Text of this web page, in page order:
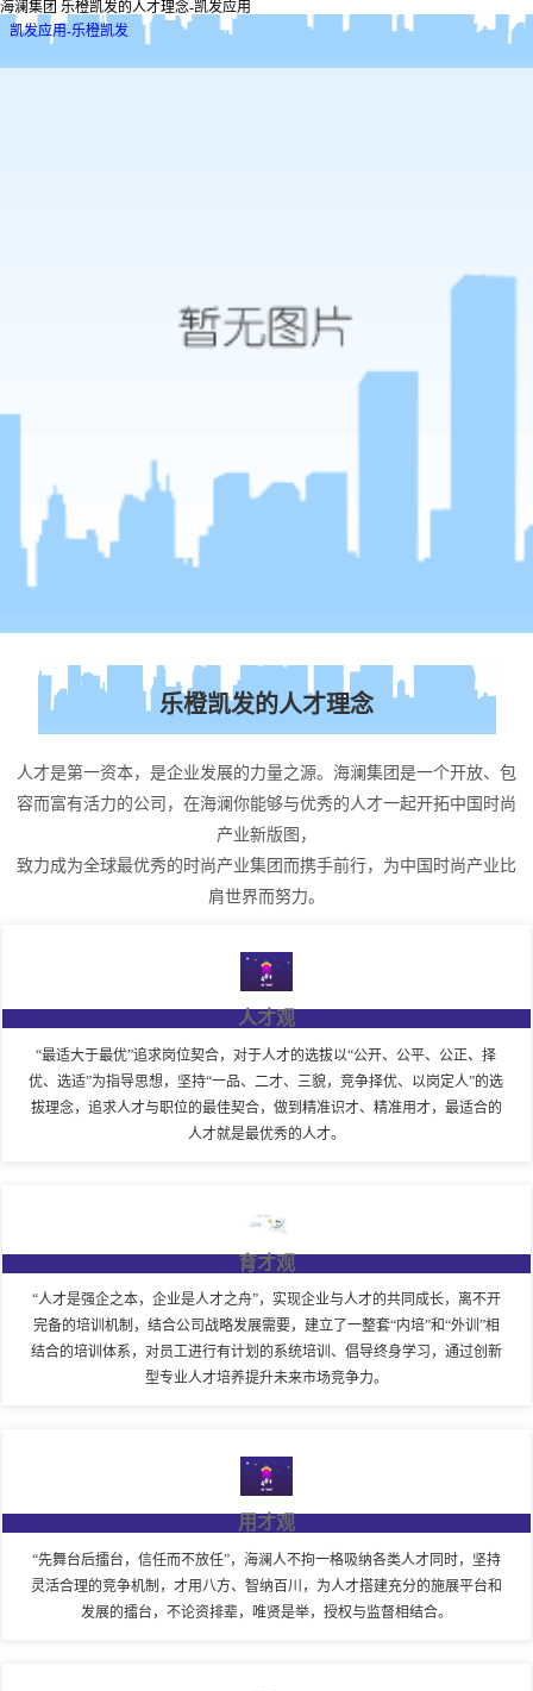
海澜集团 乐橙凯发的人才理念-凯发应用
凯发应用-乐橙凯发
乐橙凯发的人才理念
人才是第一资本，是企业发展的力量之源。海澜集团是一个开放、包
容而富有活力的公司，在海澜你能够与优秀的人才一起开拓中国时尚
产业新版图，
致力成为全球最优秀的时尚产业集团而携手前行，为中国时尚产业比
肩世界而努力。
人才观
“最适大于最优”追求岗位契合，对于人才的选拔以“公开、公平、公正、择
优、选适”为指导思想，坚持“一品、二才、三貌，竞争择优、以岗定人”的选
拔理念，追求人才与职位的最佳契合，做到精准识才、精准用才，最适合的
人才就是最优秀的人才。
育才观
“人才是强企之本，企业是人才之舟”，实现企业与人才的共同成长，离不开
完备的培训机制，结合公司战略发展需要，建立了一整套“内培”和“外训”相
结合的培训体系，对员工进行有计划的系统培训、倡导终身学习，通过创新
型专业人才培养提升未来市场竞争力。
用才观
“先舞台后擂台，信任而不放任”，海澜人不拘一格吸纳各类人才同时，坚持
灵活合理的竞争机制，才用八方、智纳百川，为人才搭建充分的施展平台和
发展的擂台，不论资排辈，唯贤是举，授权与监督相结合。